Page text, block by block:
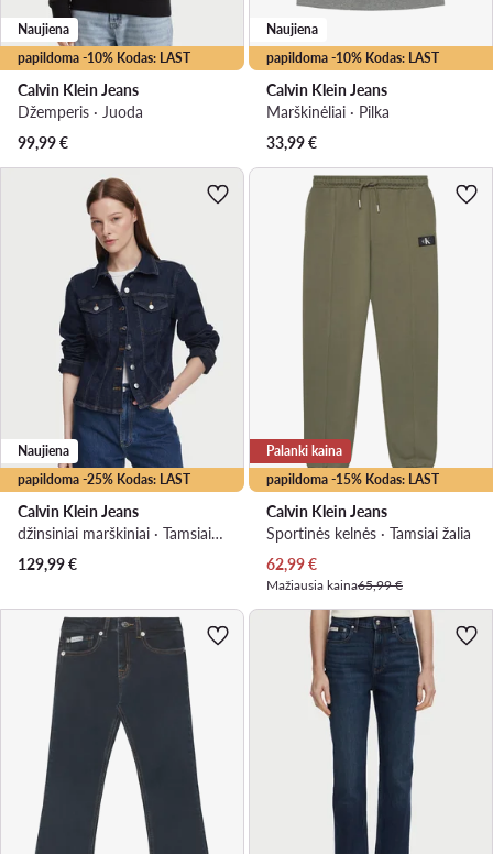
papildoma -10% Kodas: LAST
Naujiena
Calvin Klein Jeans
Džemperis · Juoda
99,99€
papildoma -10% Kodas: LAST
Naujiena
Calvin Klein Jeans
Marškinėliai · Pilka
33,99€
papildoma -25% Kodas: LAST
Naujiena
Calvin Klein Jeans
džinsiniai marškiniai · Tamsiai mėlyna
129,99€
papildoma -15% Kodas: LAST
Palanki kaina
Calvin Klein Jeans
Sportinės kelnės · Tamsiai žalia
Dabartinė kaina
62,99€
Mažiausia kaina65,99 €